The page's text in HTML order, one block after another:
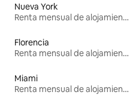
Nueva York
Renta mensual de alojamientos
Florencia
Renta mensual de alojamientos
Miami
Renta mensual de alojamientos